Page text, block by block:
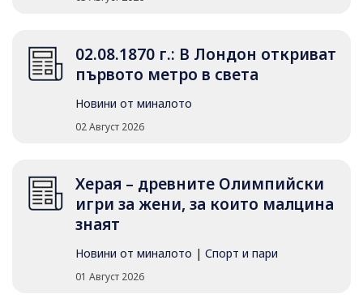
02.08.1870 г.: В Лондон откриват
първото метро в света
Новини от миналото
02 Август 2026
Херая – древните Олимпийски
игри за жени, за които малцина
знаят
Новини от миналото | Спорт и пари
01 Август 2026